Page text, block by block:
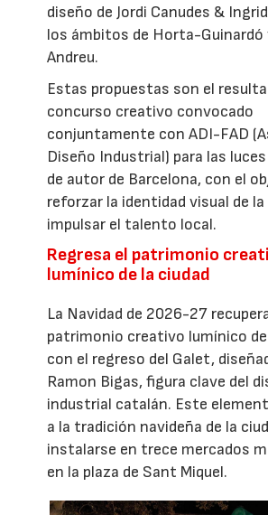
diseño de Jordi Canudes &
los ámbitos de Horta-Guinardó
Andreu.
Estas propuestas son el
concurso creativo convocado
conjuntamente con ADI-FAD
Diseño Industrial) para las
de autor de Barcelona, con el
reforzar la identidad visual de la
impulsar el talento local.
Regresa el patrimonio
lumínico de la ciudad
La Navidad de 2026-27
patrimonio creativo lumínico
con el regreso del Galet,
Ramon Bigas, figura clave del
industrial catalán. Este
a la tradición navideña de la
instalarse en trece mercados
en la plaza de Sant Miquel.